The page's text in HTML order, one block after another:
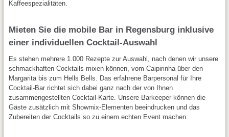
Kaffeespezialitäten.
Mieten Sie die mobile Bar in Regensburg inklusive
einer individuellen Cocktail-Auswahl
Es stehen mehrere 1.000 Rezepte zur Auswahl, nach denen wir unsere
schmackhaften Cocktails mixen können, vom Caipirinha über den
Margarita bis zum Hells Bells. Das erfahrene Barpersonal für Ihre
Cocktail-Bar richtet sich dabei ganz nach der von Ihnen
zusammengestellten Cocktail-Karte. Unsere Barkeeper können die
Gäste zusätzlich mit Showmix-Elementen beeindrucken und das
Zubereiten der Cocktails so zu einem echten Event machen.